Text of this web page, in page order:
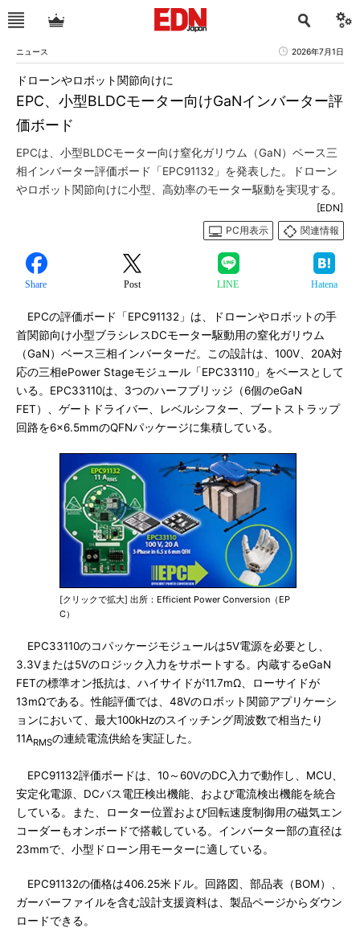
ニュース 2026年7月1日
EPC、小型BLDCモーター向けGaNインバーター評
価ボード
ドローンやロボット関節向けに
EPCは、小型BLDCモーター向け窒化ガリウム（GaN）ベース三
相インバーター評価ボード「EPC91132」を発表した。ドローン
やロボット関節向けに小型、高効率のモーター駆動を実現する。
[EDN]
PC用表示
関連情報
Share Post LINE Hatena
EPCの評価ボード「EPC91132」は、ドローンやロボットの手
首関節向け小型ブラシレスDCモーター駆動用の窒化ガリウム
（GaN）ベース三相インバーターだ。この設計は、100V、20A対
応の三相ePower Stageモジュール「EPC33110」をベースとして
いる。EPC33110は、3つのハーフブリッジ（6個のeGaN
FET）、ゲートドライバー、レベルシフター、ブートストラップ
回路を6×6.5mmのQFNパッケージに集積している。
[クリックで拡大] 出所：Efficient Power Conversion（EP
C）
EPC33110のコパッケージモジュールは5V電源を必要とし、
3.3Vまたは5Vのロジック入力をサポートする。内蔵するeGaN
FETの標準オン抵抗は、ハイサイドが11.7mΩ、ローサイドが
13mΩである。性能評価では、48Vのロボット関節アプリケーシ
ョンにおいて、最大100kHzのスイッチング周波数で相当たり
11ARMSの連続電流供給を実証した。
EPC91132評価ボードは、10～60VのDC入力で動作し、MCU、
安定化電源、DCバス電圧検出機能、および電流検出機能を統合
している。また、ローター位置および回転速度制御用の磁気エン
コーダーもオンボードで搭載している。インバーター部の直径は
23mmで、小型ドローン用モーターに適している。
EPC91132の価格は406.25米ドル。回路図、部品表（BOM）、
ガーバーファイルを含む設計支援資料は、製品ページからダウン
ロードできる。